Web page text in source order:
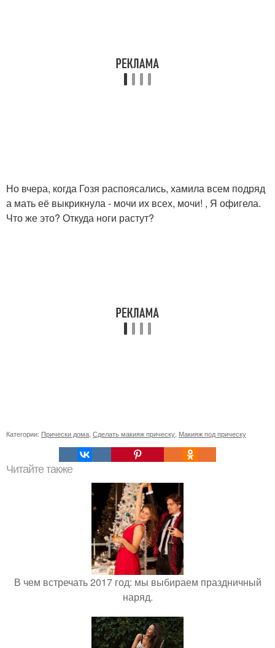
Но вчера, когда Гозя распоясались, хамила всем подряд
а мать её выкрикнула - мочи их всех, мочи! , Я офигела.
Что же это? Откуда ноги растут?
Категории: Прически дома, Сделать макияж прическу, Макияж под прическу
Читайте также
В чем встречать 2017 год: мы выбираем праздничный
наряд.